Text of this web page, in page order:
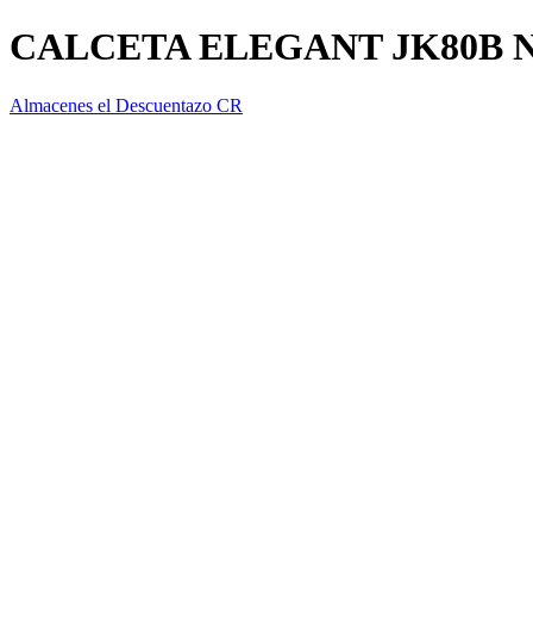
CALCETA ELEGANT JK80B
Almacenes el Descuentazo CR